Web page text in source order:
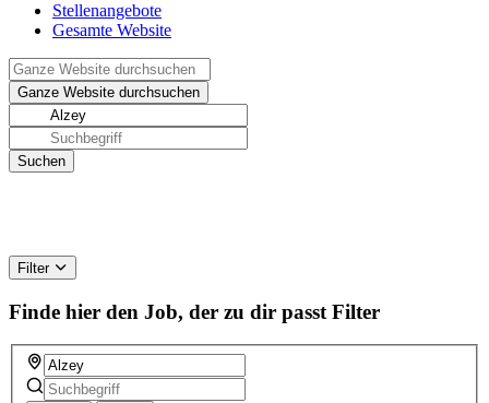
Stellenangebote
Gesamte Website
Filter
Finde hier den Job, der zu dir passt Filter